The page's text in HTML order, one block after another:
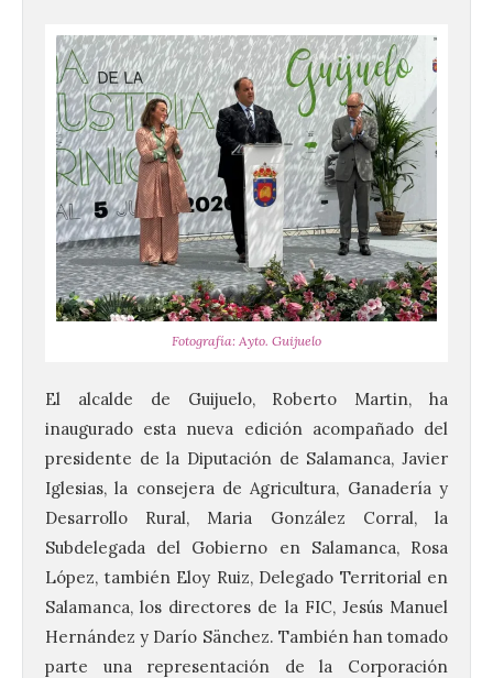
Fotografía: Ayto. Guijuelo
El alcalde de Guijuelo, Roberto Martin, ha
inaugurado esta nueva edición acompañado del
presidente de la Diputación de Salamanca, Javier
Iglesias, la consejera de Agricultura, Ganadería y
Desarrollo Rural, Maria González Corral, la
Subdelegada del Gobierno en Salamanca, Rosa
López, también Eloy Ruiz, Delegado Territorial en
Salamanca, los directores de la FIC, Jesús Manuel
Hernández y Darío Sänchez. También han tomado
parte una representación de la Corporación